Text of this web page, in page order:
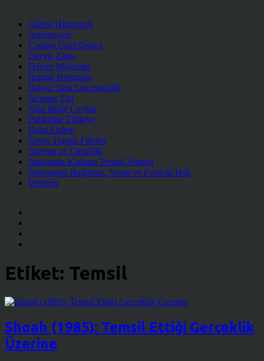
Alfred Hitchcock
Animasyon
Cannes Özel Dosya
Derviş Zaim
Hayao Miyazaki
Ingmar Bergman
İtalyan Yeni Gerçekçiliği
Jacques Tati
Nuri Bilge Ceylan
Pelikülde Türkiye
Reha Erdem
Savaş Temalı Filmler
Sinema ve Cinsellik
Sinemada Kadının Temsil Sistemi
Sinemanın Bağımsız, Sanat ve Festival Hali
Western
Etiket: Temsil
Shoah (1985): Temsil Ettiği Gerçeklik
Üzerine